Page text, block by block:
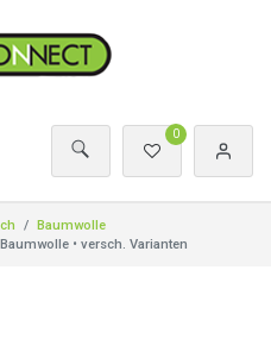
0
Baumwolle
• versch. Varianten